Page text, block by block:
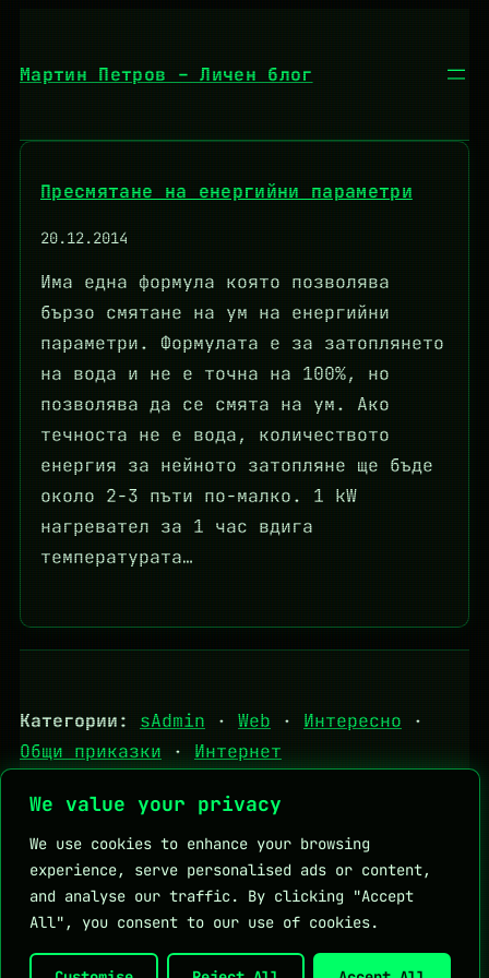
We value your privacy
We use cookies to enhance your browsing
experience, serve personalised ads or content,
and analyse our traffic. By clicking "Accept
All", you consent to our use of cookies.
Мартин Петров – Личен блог
Пресмятане на енергийни параметри
20.12.2014
Има една формула която позволява
бързо смятане на ум на енергийни
параметри. Формулата е за затоплянето
на вода и не е точна на 100%, но
позволява да се смята на ум. Ако
течноста не е вода, количеството
енергия за нейното затопляне ще бъде
около 2-3 пъти по-малко. 1 kW
нагревател за 1 час вдига
температурата…
Категории: sAdmin · Web · Интересно ·
Общи приказки · Интернет
Tips ·За мен Личен блог на Мартин Петров
Полезни връзки: DHStudio
KapkaMed
Личен блог на Мартин Петров